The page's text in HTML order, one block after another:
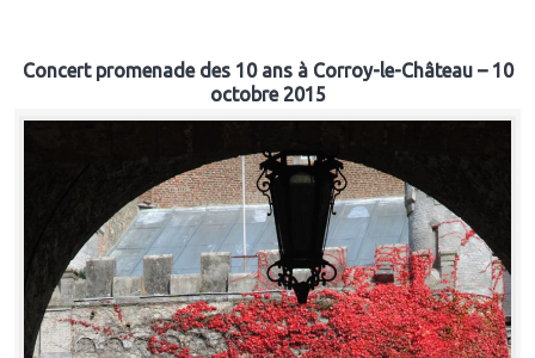
Concert promenade des 10 ans à Corroy-le-Château – 10
octobre 2015